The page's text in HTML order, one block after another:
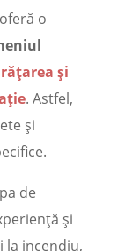
o
și
. Astfel,
și
de
și
la incendiu,